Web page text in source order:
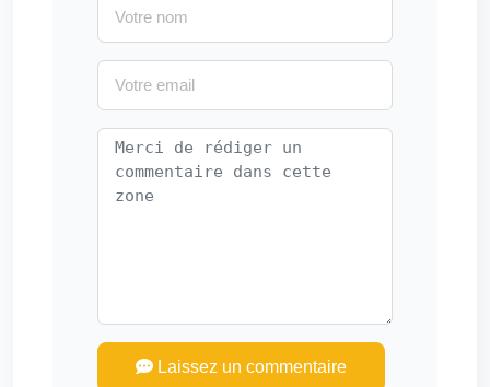
Laissez un commentaire